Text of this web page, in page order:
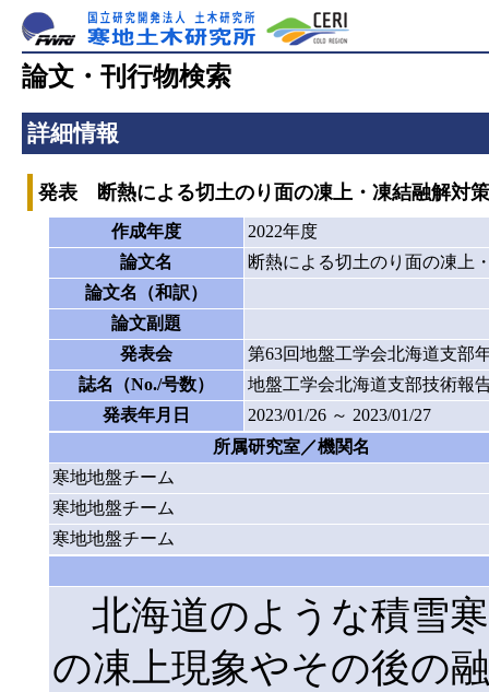
論文・刊行物検索
詳細情報
発表 断熱による切土のり面の凍上・凍結融解対
作成年度
2022年度
論文名
断熱による切土のり面の凍上
論文名（和訳）
論文副題
発表会
第63回地盤工学会北海道支部
誌名（No./号数）
地盤工学会北海道支部技術報
発表年月日
2023/01/26 ～ 2023/01/27
所属研究室／機関名
寒地地盤チーム
寒地地盤チーム
寒地地盤チーム
北海道のような積雪
の凍上現象やその後の